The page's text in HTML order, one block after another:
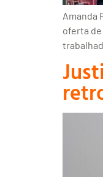
Amanda
oferta